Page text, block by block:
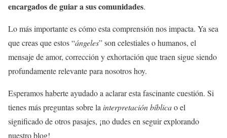
encargados de guiar a sus comunidades.
Lo más importante es cómo esta comprensión nos impacta. Ya sea
que creas que estos “ángeles” son celestiales o humanos, el
mensaje de amor, corrección y exhortación que traen sigue siendo
profundamente relevante para nosotros hoy.
Esperamos haberte ayudado a aclarar esta fascinante cuestión. Si
tienes más preguntas sobre la interpretación bíblicao el
significado de otros pasajes, ¡no dudes en seguir explorando
nuestro blog!